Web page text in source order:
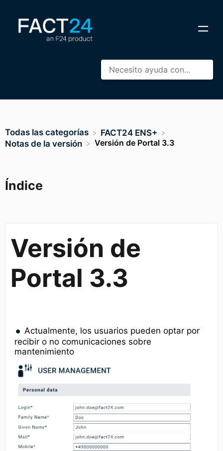
Índice
Todas las categorías
​FACT24 ENS+
​Notas de la versión
Versión de Portal 3.3
Versión de
Portal 3.3
Actualmente, los usuarios pueden optar por
recibir o no comunicaciones sobre
mantenimiento